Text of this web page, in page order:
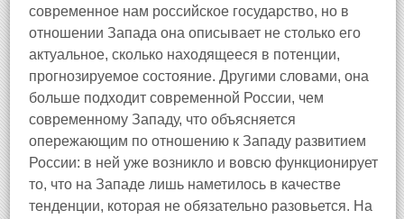
современное нам российское государство, но в
отношении Запада она описывает не столько его
актуальное, сколько находящееся в потенции,
прогнозируемое состояние. Другими словами, она
больше подходит современной России, чем
современному Западу, что объясняется
опережающим по отношению к Западу развитием
России: в ней уже возникло и вовсю функционирует
то, что на Западе лишь наметилось в качестве
тенденции, которая не обязательно разовьется. На